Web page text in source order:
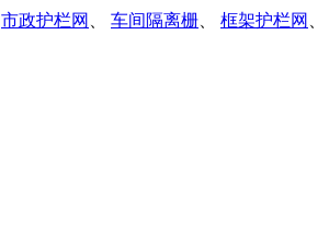
市政护栏网 车间隔离栅 框架护栏网